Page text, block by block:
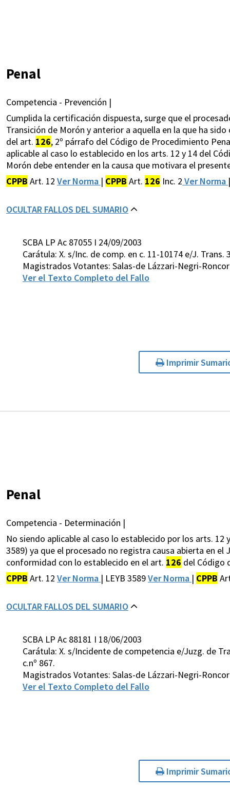
Penal
Competencia - Prevención |
Cumplida la certificación dispuesta, surge que el
Transición de Morón y anterior a aquella en la que ha
del art. 126, 2º párrafo del Código de Procedimiento
aplicable al caso lo establecido en los arts. 12 y 14 del
Morón debe entender en la causa que motivara el
CPPB Art. 12 Ver Norma | CPPB Art. 126 Inc. 2 Ver Norma
OCULTAR FALLOS DEL SUMARIO
SCBA LP Ac 87055 I 24/09/2003
Carátula: X. s/Inc. de comp. en c. 11-10174 e/J.
Magistrados Votantes: Salas-de Lázzari-Negri-
Ver el Texto Completo del Fallo
Imprimir
Penal
Competencia - Determinación |
No siendo aplicable al caso lo establecido por los arts.
3589) ya que el procesado no registra causa abierta en
conformidad con lo establecido en el art. 126 del Código
CPPB Art. 12 Ver Norma | LEYB 3589Ver Norma | CPPB
OCULTAR FALLOS DEL SUMARIO
SCBA LP Ac 88181 I 18/06/2003
Carátula: X. s/Incidente de competencia e/Juzg. de
c.nº 867.
Magistrados Votantes: Salas-de Lázzari-Negri-
Ver el Texto Completo del Fallo
Imprimir